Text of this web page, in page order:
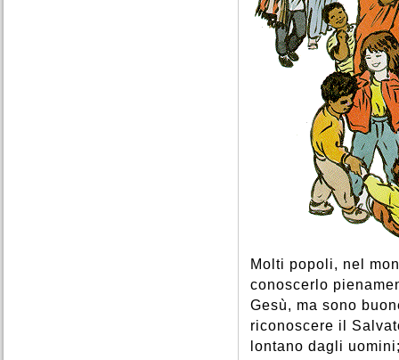
Molti popoli, nel
conoscerlo
Gesù, ma sono
riconoscere il
lontano dagli